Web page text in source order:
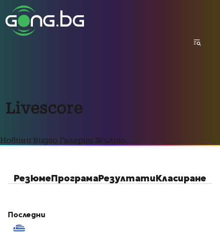
Livescore
Новини Видео Галерии Жълто
РезюмеПрограмаРезултатиКласиране
Последни